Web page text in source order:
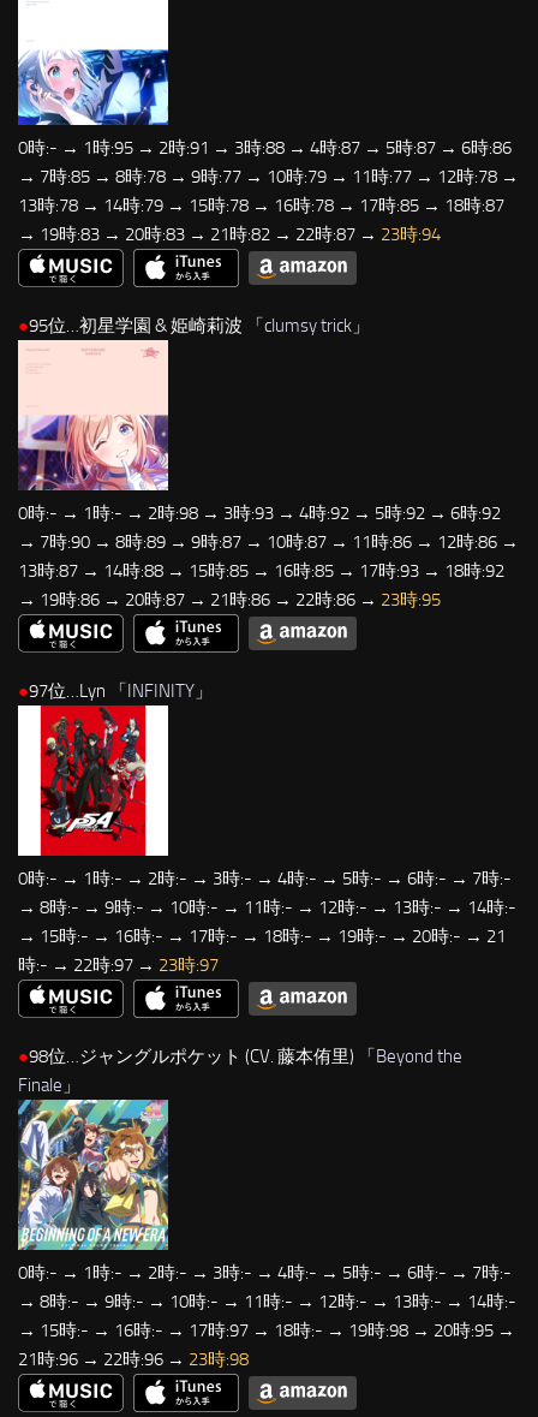
0時:- → 1時:95 → 2時:91 → 3時:88 → 4時:87 → 5時:87 → 6時:86
→ 7時:85 → 8時:78 → 9時:77 → 10時:79 → 11時:77 → 12時:78 →
13時:78 → 14時:79 → 15時:78 → 16時:78 → 17時:85 → 18時:87
→ 19時:83 → 20時:83 → 21時:82 → 22時:87 → 23時:94
●95位…初星学園 & 姫崎莉波 「clumsy trick 」
0時:- → 1時:- → 2時:98 → 3時:93 → 4時:92 → 5時:92 → 6時:92
→ 7時:90 → 8時:89 → 9時:87 → 10時:87 → 11時:86 → 12時:86 →
13時:87 → 14時:88 → 15時:85 → 16時:85 → 17時:93 → 18時:92
→ 19時:86 → 20時:87 → 21時:86 → 22時:86 → 23時:95
●97位…Lyn 「INFINITY 」
0時:- → 1時:- → 2時:- → 3時:- → 4時:- → 5時:- → 6時:- → 7時:-
→ 8時:- → 9時:- → 10時:- → 11時:- → 12時:- → 13時:- → 14時:-
→ 15時:- → 16時:- → 17時:- → 18時:- → 19時:- → 20時:- → 21
時:- → 22時:97 → 23時:97
●98位…ジャングルポケット (CV. 藤本侑里) 「Beyond the
Finale 」
0時:- → 1時:- → 2時:- → 3時:- → 4時:- → 5時:- → 6時:- → 7時:-
→ 8時:- → 9時:- → 10時:- → 11時:- → 12時:- → 13時:- → 14時:-
→ 15時:- → 16時:- → 17時:97 → 18時:- → 19時:98 → 20時:95 →
21時:96 → 22時:96 → 23時:98